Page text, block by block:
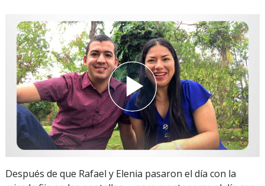
Después de que Rafael y Elenia pasaron el día con la